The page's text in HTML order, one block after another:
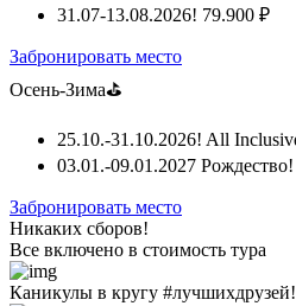
31.07-13.08.2026! 79.900 ₽
Забронировать место
Осень-Зима⛳
25.10.-31.10.2026! All
03.01.-09.01.2027 Рождество!
Забронировать место
Никаких сборов!
Все включено в стоимость тура
Каникулы в кругу #лучшихдрузей!